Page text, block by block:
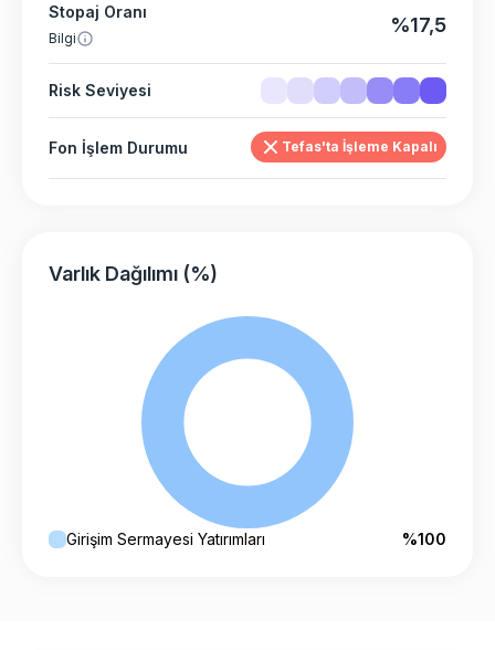
Stopaj Oranı
Bilgi
%17,5
Risk Seviyesi
Fon İşlem Durumu Tefas'ta İşleme Kapalı
Varlık Dağılımı (%)
Girişim Sermayesi Yatırımları %100